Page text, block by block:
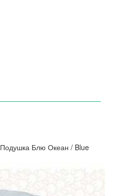
Подушка Блю Океан / Blue